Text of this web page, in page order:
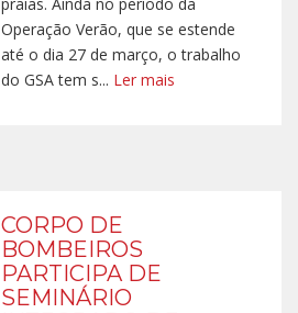
Operação Verão, que se estende
até o dia 27 de março, o trabalho
do GSA tem s... Ler mais
CORPO DE
BOMBEIROS
PARTICIPA DE
SEMINÁRIO